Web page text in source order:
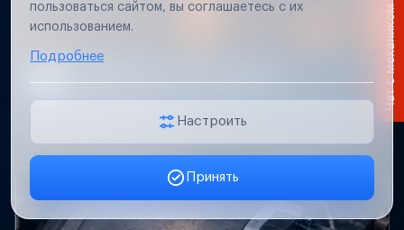
Проверим проводку и разъемы, восстановим
освещение прицепа.
пользоваться сайтом, вы соглашаетесь с их
использованием.
Подробнее
Настроить
Принять
Заявка онлайн
Чат с механиком